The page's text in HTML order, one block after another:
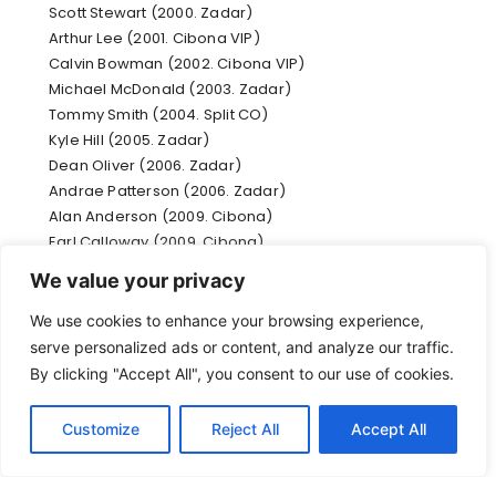
We value your privacy
We use cookies to enhance your browsing experience,
serve personalized ads or content, and analyze our traffic.
By clicking "Accept All", you consent to our use of cookies.
Customize Reject All Accept All
Scott Stewart (2000. Zadar)
Arthur Lee (2001. Cibona VIP)
Calvin Bowman (2002. Cibona VIP)
Michael McDonald (2003. Zadar)
Tommy Smith (2004. Split CO)
Kyle Hill (2005. Zadar)
Dean Oliver (2006. Zadar)
Andrae Patterson (2006. Zadar)
Alan Anderson (2009. Cibona)
Earl Calloway (2009. Cibona)
Jared Homan (2009. Cibona)
Josh Heytvelt (2011. Zagreb CO)
Alex Renfroe (2011. Zagreb CO)
Dontaye Draper (2012. Cedevita)
Chris Owens (2012. Cedevita)
Jerel Blassingame (2013. Cibona)